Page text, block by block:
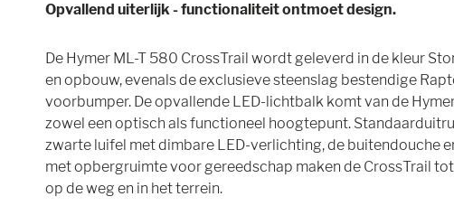
Opvallend uiterlijk - functionaliteit ontmoet design.
De Hymer ML-T 580 CrossTrail wordt geleverd in de kleur
en opbouw, evenals de exclusieve steenslag bestendige
voorbumper. De opvallende LED-lichtbalk komt van de
zowel een optisch als functioneel hoogtepunt.
zwarte luifel met dimbare LED-verlichting, de buitendouche
met opbergruimte voor gereedschap maken de CrossTrail
op de weg en in het terrein.